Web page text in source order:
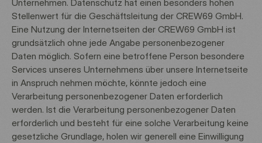
Jetzt Termin buchen
Unternehmen. Datenschutz hat einen besonders hohen
Stellenwert für die Geschäftsleitung der CREW69 GmbH.
Eine Nutzung der Internetseiten der CREW69 GmbH ist
grundsätzlich ohne jede Angabe personenbezogener
Daten möglich. Sofern eine betroffene Person besondere
Services unseres Unternehmens über unsere Internetseite
in Anspruch nehmen möchte, könnte jedoch eine
Verarbeitung personenbezogener Daten erforderlich
werden. Ist die Verarbeitung personenbezogener Daten
erforderlich und besteht für eine solche Verarbeitung keine
gesetzliche Grundlage, holen wir generell eine Einwilligung